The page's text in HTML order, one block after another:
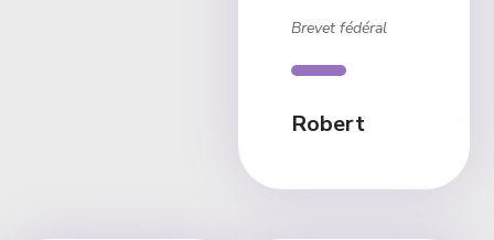
Brevet fédéral
Robert